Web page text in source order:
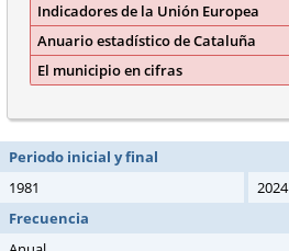
Indicadores de la Unión Europea
Anuario estadístico de Cataluña
El municipio en cifras
Periodo inicial y final
1981
2024
Frecuencia